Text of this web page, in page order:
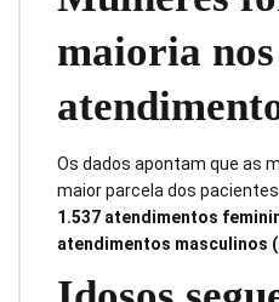
maioria nos
Os dados apontam que as
maior parcela dos
1.537 atendimentos
atendimentos masculinos